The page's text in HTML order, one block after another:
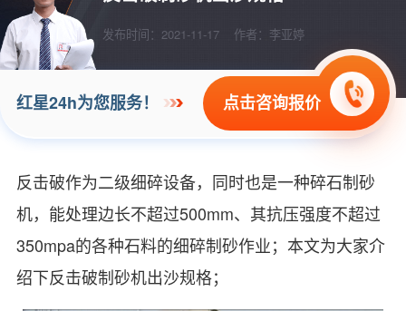
发布时间：2021-11-17 作者：李亚婷
红星24h为您服务！ 点击咨询报价
反击破作为二级细碎设备，同时也是一种碎石制砂
机，能处理边长不超过500mm、其抗压强度不超过
350mpa的各种石料的细碎制砂作业；本文为大家介
绍下反击破制砂机出沙规格；